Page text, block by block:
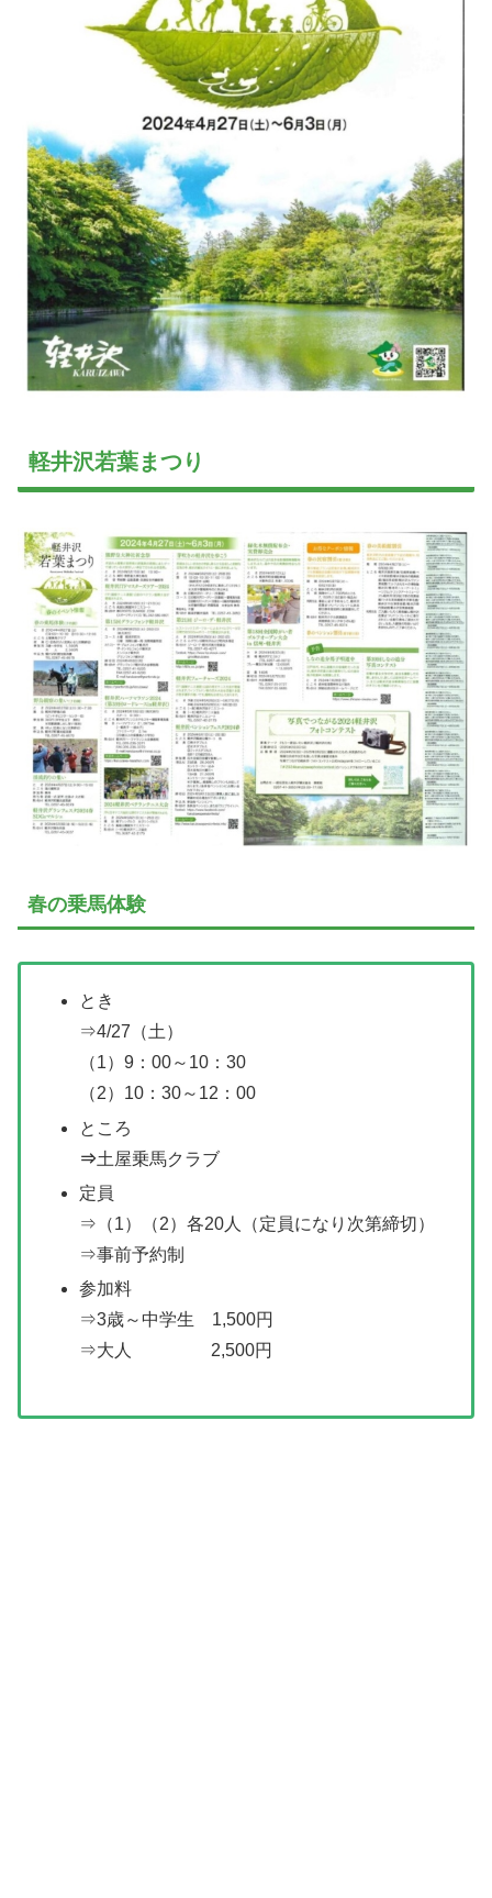
軽井沢若葉まつり
春の乗馬体験
とき
⇒4/27（土）
（1）9：00～10：30
（2）10：30～12：00
ところ
⇒土屋乗馬クラブ
定員
⇒（1）（2）各20人（定員になり次第締切）
⇒事前予約制
参加料
⇒3歳～中学生 1,500円
⇒大人 2,500円